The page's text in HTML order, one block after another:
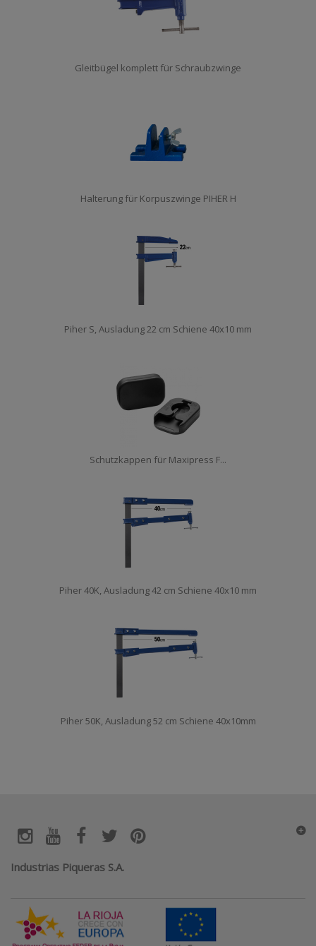
Gleitbügel komplett für Schraubzwinge
Halterung für Korpuszwinge PIHER H
Piher S, Ausladung 22 cm Schiene 40x10 mm
Schutzkappen für Maxipress F...
Piher 40K, Ausladung 42 cm Schiene 40x10 mm
Piher 50K, Ausladung 52 cm Schiene 40x10mm
Industrias Piqueras S.A.